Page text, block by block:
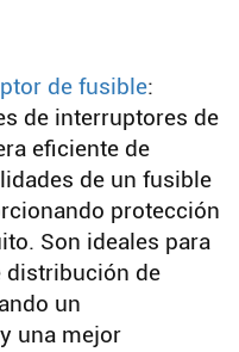
de fusible:
de interruptores de
eficiente de
de un fusible
protección
Son ideales para
distribución de
un
una mejor